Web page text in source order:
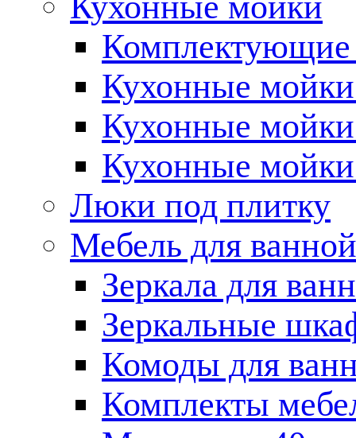
Комплектующие
Кухонные мойки
Кухонные
Кухонные
Люки под плитку
Мебель для
Зеркала для
Зеркальные
Комоды для
Комплекты